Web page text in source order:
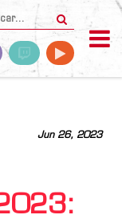
Jun 26, 2023